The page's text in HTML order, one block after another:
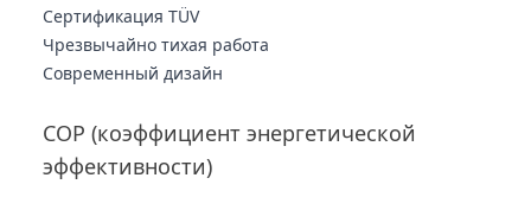
Сертификация TÜV
Чрезвычайно тихая работа
Современный дизайн
COP (коэффициент энергетической
эффективности)